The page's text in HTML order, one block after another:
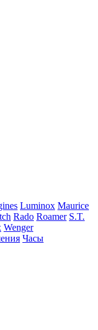
Luminox Maurice
Rado Roamer S.T.
Wenger
Часы